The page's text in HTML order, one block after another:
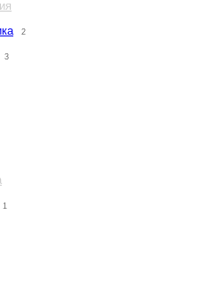
2
3
1